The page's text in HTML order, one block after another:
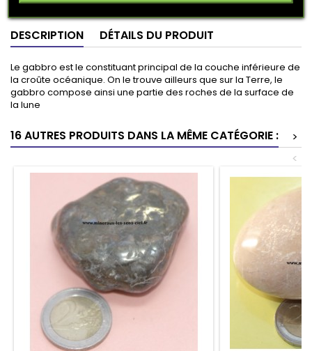
DESCRIPTION DÉTAILS DU PRODUIT
Le gabbro est le constituant principal de la couche inférieure de
la croûte océanique. On le trouve ailleurs que sur la Terre, le
gabbro compose ainsi une partie des roches de la surface de
la lune
16 AUTRES PRODUITS DANS LA MÊME CATÉGORIE :
>
<